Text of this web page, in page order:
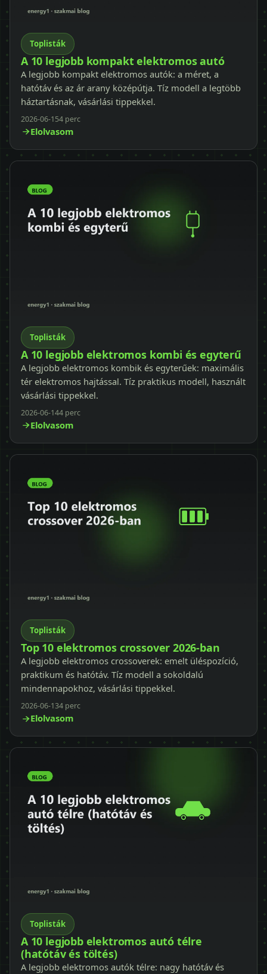
Toplisták
A 10 legjobb kompakt elektromos autó
A legjobb kompakt elektromos autók: a méret, a
hatótáv és az ár arany középútja. Tíz modell a legtöbb
háztartásnak, vásárlási tippekkel.
2026-06-154 perc
Elolvasom
Toplisták
A 10 legjobb elektromos kombi és egyterű
A legjobb elektromos kombik és egyterűek: maximális
tér elektromos hajtással. Tíz praktikus modell, használt
vásárlási tippekkel.
2026-06-144 perc
Elolvasom
Toplisták
Top 10 elektromos crossover 2026-ban
A legjobb elektromos crossoverek: emelt üléspozíció,
praktikum és hatótáv. Tíz modell a sokoldalú
mindennapokhoz, vásárlási tippekkel.
2026-06-134 perc
Elolvasom
Toplisták
A 10 legjobb elektromos autó télre
(hatótáv és töltés)
A legjobb elektromos autók télre: nagy hatótáv és